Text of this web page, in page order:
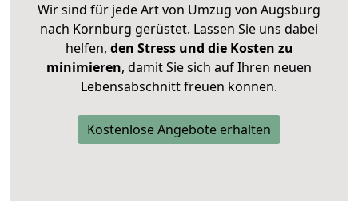
Wir sind für jede Art von Umzug von Augsburg
nach Kornburg gerüstet. Lassen Sie uns dabei
helfen, den Stress und die Kosten zu
minimieren, damit Sie sich auf Ihren neuen
Lebensabschnitt freuen können.
Kostenlose Angebote erhalten